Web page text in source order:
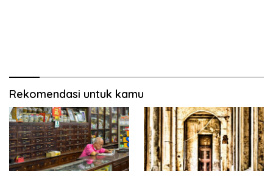
Rekomendasi untuk kamu